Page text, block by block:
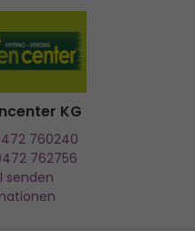
KG
760240
762756
senden